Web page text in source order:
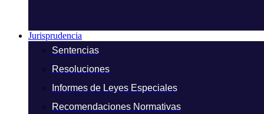
Jurisprudencia
Sentencias
Resoluciones
Informes de Leyes Especiales
Recomendaciones Normativas